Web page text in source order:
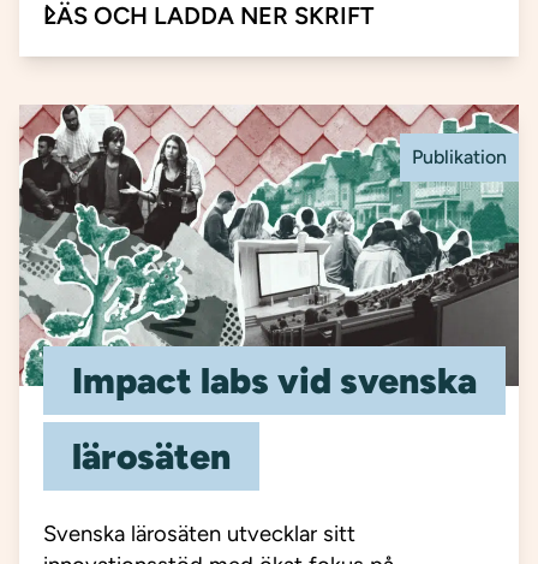
LÄS OCH LADDA NER SKRIFT
Publikation
Impact labs vid svenska
lärosäten
Svenska lärosäten utvecklar sitt